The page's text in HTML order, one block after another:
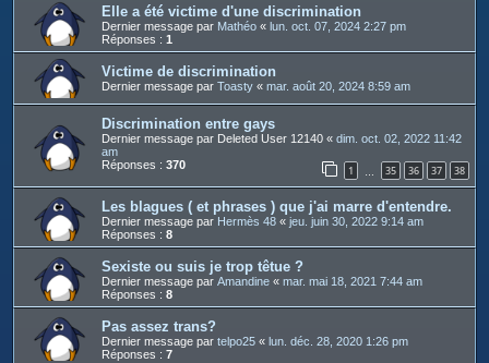
Elle a été victime d'une discrimination
Dernier message par Mathéo « lun. oct. 07, 2024 2:27 pm
Réponses : 1
Victime de discrimination
Dernier message par Toasty « mar. août 20, 2024 8:59 am
Discrimination entre gays
Dernier message par Deleted User 12140 « dim. oct. 02, 2022 11:42
am
Réponses : 370 1 35 36 37 38
Les blagues ( et phrases ) que j'ai marre d'entendre.
Dernier message par Hermès 48 « jeu. juin 30, 2022 9:14 am
Réponses : 8
Sexiste ou suis je trop têtue ?
Dernier message par Amandine « mar. mai 18, 2021 7:44 am
Réponses : 8
Pas assez trans?
Dernier message par telpo25 « lun. déc. 28, 2020 1:26 pm
Réponses : 7